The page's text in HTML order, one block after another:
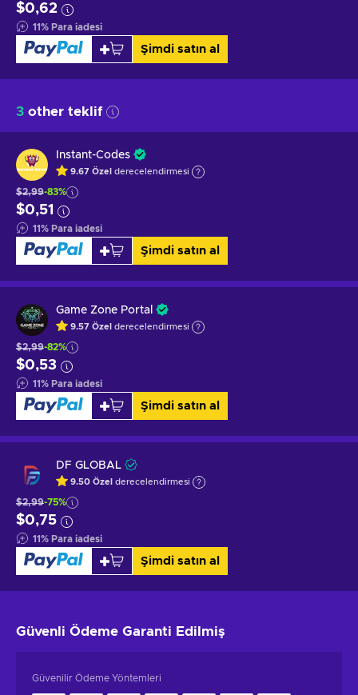
$0,62
11% Para iadesi
Şimdi satın al
3 other teklif
Instant-Codes
9.67 Özel derecelendirmesi
$2,99-83%
$0,51
11% Para iadesi
Şimdi satın al
Game Zone Portal
9.57 Özel derecelendirmesi
$2,99-82%
$0,53
11% Para iadesi
Şimdi satın al
DF GLOBAL
9.50 Özel derecelendirmesi
$2,99-75%
$0,75
11% Para iadesi
Şimdi satın al
Güvenli Ödeme Garanti Edilmiş
Güvenilir Ödeme Yöntemleri